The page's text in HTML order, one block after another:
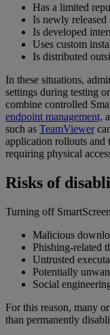
Has a limited
Is newly released
Is developed
Uses custom
Is distributed
In these situations,
settings during testing
combine controlled
endpoint management,
such as TeamViewer
application rollouts and
requiring physical
Risks of
Turning off
Malicious
Phishing-related
Untrusted
Potentially
Social
For this reason, many
than permanently